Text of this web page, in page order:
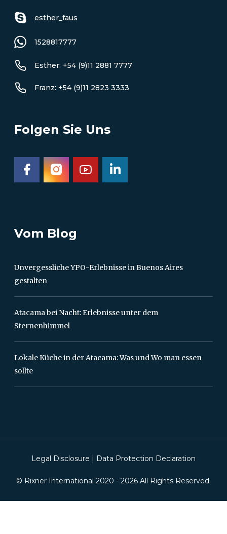
esther_faus
1528817777
Esther: +54 (9)11 2881 7777
Franz: +54 (9)11 2823 3333
Folgen Sie Uns
Vom Blog
Unvergessliche YPO-Erlebnisse in Buenos Aires
gestalten
Atacama bei Nacht: Erlebnisse unter dem
Sternenhimmel
Lokale Küche in der Atacama: Was und Wo man essen
sollte
© Rixner International 2020 - 2026 All Rights Reserved.
Legal Disclosure | Data Protection Declaration